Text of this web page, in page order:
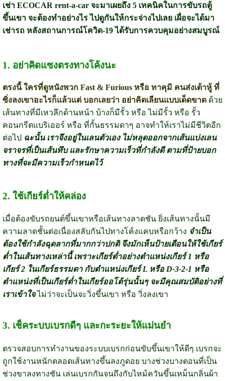
เช่า ECOCAR rent-a-car จะมาเผยถึง 5 เทคนิคในการขับรถตู้
ขึ้นเขา จะต้องทำอย่างไร ไปดูกันให้กระจ่างไปเลย เผื่อจะได้มา
เช่ารถ หลังสถานการณ์โควิด-19 ได้รับการควบคุมอย่างสมบูรณ์
1. อย่าคิดแซงตรงทางโค้งนะ
ตรงนี้ ใครที่ดูหนังพวก Fast & Furious หรือ ทาคุมิ คนส่งเต้าหู้ ที่
ซิ่งลงเขาอะไรก็แล้วแต่ บอกเลยว่า อย่าคิดเลียนแบบเด็ดขาดด้วย
เส้นทางที่มีเหวลึกด้านหน้า บ้างก็มีรั้ว หรือ ไม่มีรั้ว หรือ รั้ว
คอนกรีตแบริเออร์ หรือ ที่กั้นธรรมดาๆ อาจทำให้เราไม่มีชีวิตอีก
ต่อไป ฉะนั้น เราจึงอยู่ในเลนตัวเอง ไม่หลุดออกจากเส้นแบ่งเลน
จราจรที่เป็นเส้นทึบ และรักษาความเร็วที่กำลังดี ตามที่ป้ายบอก
ทางที่จะมีความเร็วกำหนดไว้
2. ใช้เกียร์ต่ำให้คล่อง
เมื่อต้องขับรถยนต์ขึ้นเขาหรือเส้นทางลาดชัน ยิ่งเส้นทางนั้นมี
ความลาดชั้นต่อเนื่องสลับกันไปทางโค้งแคบหรือกว้าง จำเป็น
ต้องใช้กำลังฉุดลากที่มากกว่าปกติ จึงมักเห็นป้ายเตือนให้ใช้เกียร์
ต่ำในเส้นทางเหล่านี้ เพราะเกียร์ต่ำอย่างตำแหน่งเกียร์ 1 หรือ
เกียร์ 2 ในเกียร์ธรรมดา กับตำแหน่งเกียร์ L หรือ D-3-2-1 หรือ
ตำแหน่งที่เป็นเกียร์ต่ำในเกียร์ออโต้รุ่นนั้นๆ จะมีคุณสมบัติอย่างที่
เราเข้าใจ ไม่ว่าจะเป็นจะวิ่งขึ้นเขา หรือ วิ่งลงเขา
3. เช็คระบบเบรกดีๆ และกะระยะให้แม่นยำ
ตรวจสอบการทำงานของระบบเบรกก่อนขับขึ้นเขาให้ดีๆ เบรกจะ
ถูกใช้งานหนักตลอดเส้นทางขึ้นลงภูดอย บางช่วงบางตอนที่เป็น
ช่วงขาลงทางชัน เล่นเบรกกันจนถึงกับไหม้ควันขึ้นเหม็นกลิ่นผ้า